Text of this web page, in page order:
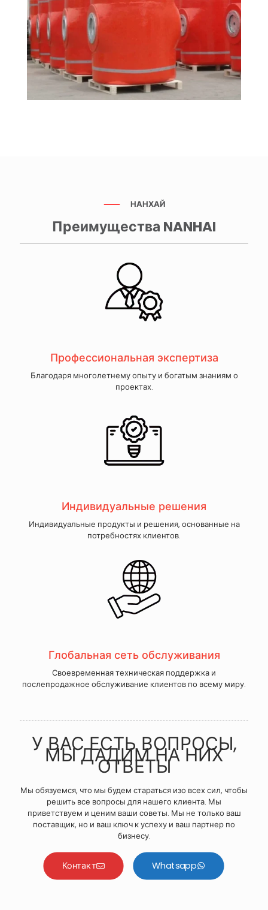
НАНХАЙ
Преимущества NANHAI
Профессиональная экспертиза
Благодаря многолетнему опыту и богатым знаниям о
проектах.
Индивидуальные решения
Индивидуальные продукты и решения, основанные на
потребностях клиентов.
Глобальная сеть обслуживания
Своевременная техническая поддержка и
послепродажное обслуживание клиентов по всему миру.
У ВАС ЕСТЬ ВОПРОСЫ,
МЫ ДАДИМ НА НИХ
ОТВЕТЫ
Мы обязуемся, что мы будем стараться изо всех сил, чтобы
решить все вопросы для нашего клиента. Мы
приветствуем и ценим ваши советы. Мы не только ваш
поставщик, но и ваш ключ к успеху и ваш партнер по
бизнесу.
Контакт Whatsapp